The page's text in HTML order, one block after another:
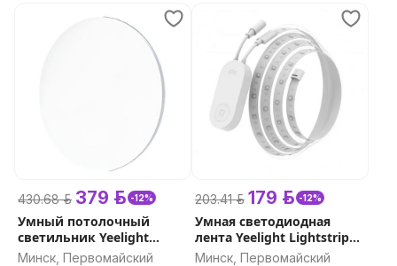
430.68 р. 379 р. -12%
Умный потолочный
светильник Yeelight
Defender Ceiling Light C480
Минск, Первомайский
203.41 р. 179 р. -12%
Умная светодиодная
лента Yeelight Lightstrip
Pro
Минск, Первомайский